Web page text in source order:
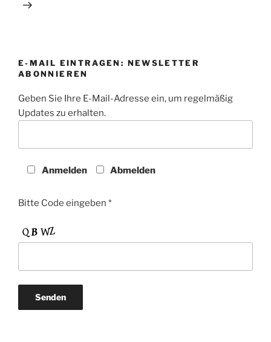
E-MAIL EINTRAGEN: NEWSLETTER
ABONNIEREN
Geben Sie Ihre E-Mail-Adresse ein, um regelmäßig
Updates zu erhalten.
Anmelden Abmelden
Bitte Code eingeben *